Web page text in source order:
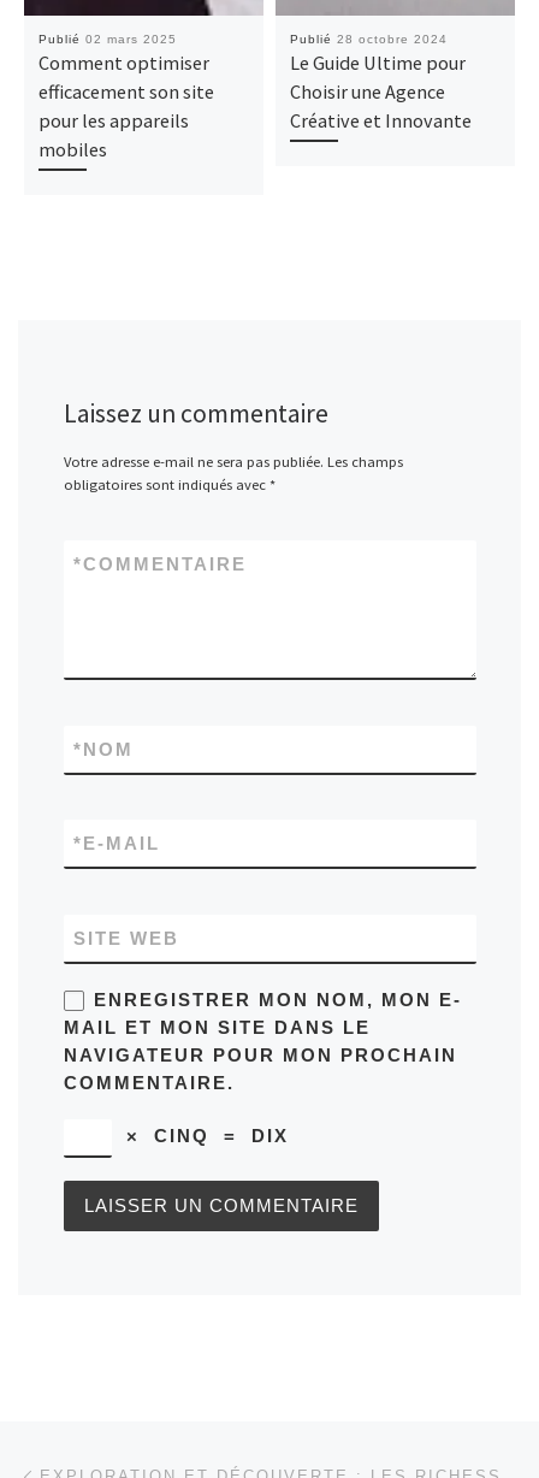
Publié 02 mars 2025
Comment optimiser
efficacement son site
pour les appareils
mobiles
Publié 28 octobre 2024
Le Guide Ultime pour
Choisir une Agence
Créative et Innovante
Laissez un commentaire
Votre adresse e-mail ne sera pas publiée. Les champs
obligatoires sont indiqués avec *
COMMENTAIRE
*
NOM
*
E-MAIL
*
SITE WEB
ENREGISTRER MON NOM, MON E-
MAIL ET MON SITE DANS LE
NAVIGATEUR POUR MON PROCHAIN
COMMENTAIRE.
× CINQ = DIX
Parcourir les articles